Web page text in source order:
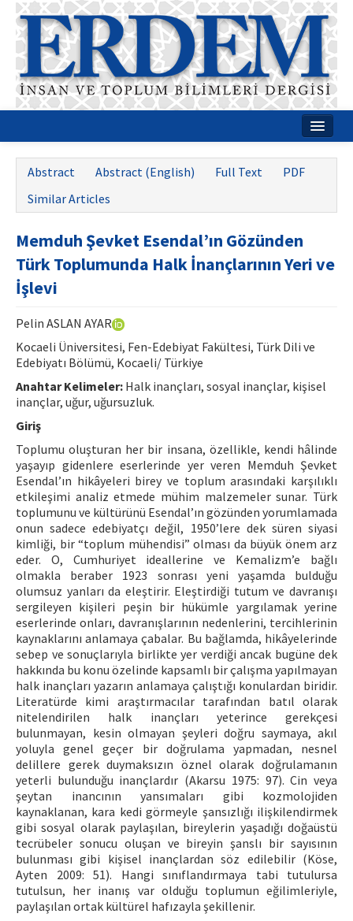
Journal Boards
Guides
Publication Policies
Contact Us
ISSN: 1010-867X · e-ISSN: 2667-8713
Abstract Abstract (English) Full Text
PDF
Similar Articles
Memduh Şevket Esendal’ın Gözünden
Türk Toplumunda Halk İnançlarının Yeri ve
İşlevi
Pelin ASLAN AYAR
Kocaeli Üniversitesi, Fen-Edebiyat Fakültesi, Türk Dili ve
Edebiyatı Bölümü, Kocaeli/ Türkiye
Anahtar Kelimeler: Halk inançları, sosyal inançlar, kişisel
inançlar, uğur, uğursuzluk.
Giriş
Toplumu oluşturan her bir insana, özellikle, kendi hâlinde
yaşayıp gidenlere eserlerinde yer veren Memduh Şevket
Esendal’ın hikâyeleri birey ve toplum arasındaki karşılıklı
etkileşimi analiz etmede mühim malzemeler sunar. Türk
toplumunu ve kültürünü Esendal’ın gözünden yorumlamada
onun sadece edebiyatçı değil, 1950’lere dek süren siyasi
kimliği, bir “toplum mühendisi” olması da büyük önem arz
eder. O, Cumhuriyet ideallerine ve Kemalizm’e bağlı
olmakla beraber 1923 sonrası yeni yaşamda bulduğu
olumsuz yanları da eleştirir. Eleştirdiği tutum ve davranışı
sergileyen kişileri peşin bir hükümle yargılamak yerine
eserlerinde onları, davranışlarının nedenlerini, tercihlerinin
kaynaklarını anlamaya çabalar. Bu bağlamda, hikâyelerinde
sebep ve sonuçlarıyla birlikte yer verdiği ancak bugüne dek
hakkında bu konu özelinde kapsamlı bir çalışma yapılmayan
halk inançları yazarın anlamaya çalıştığı konulardan biridir.
Literatürde kimi araştırmacılar tarafından batıl olarak
nitelendirilen halk inançları yeterince gerekçesi
bulunmayan, kesin olmayan şeyleri doğru saymaya, akıl
yoluyla genel geçer bir doğrulama yapmadan, nesnel
delillere gerek duymaksızın öznel olarak doğrulamanın
yeterli bulunduğu inançlardır (Akarsu 1975: 97). Cin veya
şeytan inancının yansımaları gibi kozmolojiden
kaynaklanan, kara kedi görmeyle şansızlığı ilişkilendirmek
gibi sosyal olarak paylaşılan, bireylerin yaşadığı doğaüstü
tecrübeler sonucu oluşan ve bireyin şanslı bir sayısının
bulunması gibi kişisel inançlardan söz edilebilir (Köse,
Ayten 2009: 51). Hangi sınıflandırmaya tabi tutulursa
tutulsun, her inanış var olduğu toplumun eğilimleriyle,
paylaşılan ortak kültürel hafızayla şekillenir.